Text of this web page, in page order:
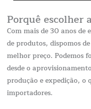
Porquê escolher
Com mais de 30 anos de
de produtos, dispomos
melhor preço. Podemos
desde o
produção e expedição, o
importadores.